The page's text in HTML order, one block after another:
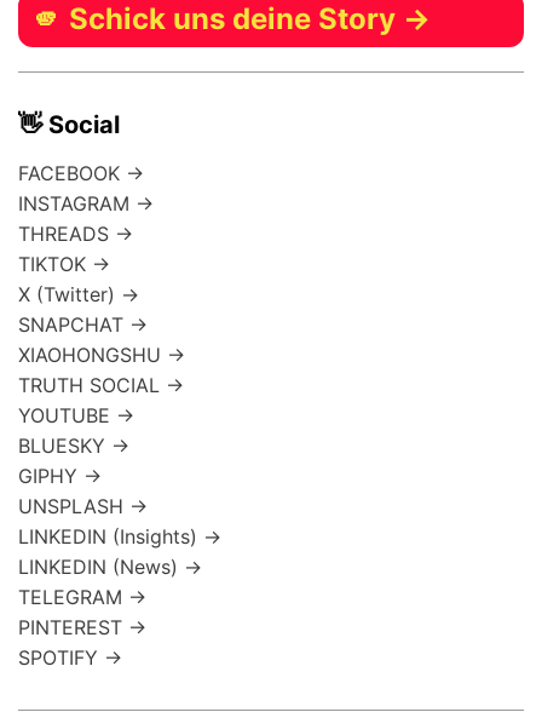
🫵 Schick uns deine Story →
👋 Social
FACEBOOK →
INSTAGRAM →
THREADS →
TIKTOK →
X (Twitter) →
SNAPCHAT →
XIAOHONGSHU →
TRUTH SOCIAL →
YOUTUBE →
BLUESKY →
GIPHY →
UNSPLASH →
LINKEDIN (Insights) →
LINKEDIN (News) →
TELEGRAM →
PINTEREST →
SPOTIFY →